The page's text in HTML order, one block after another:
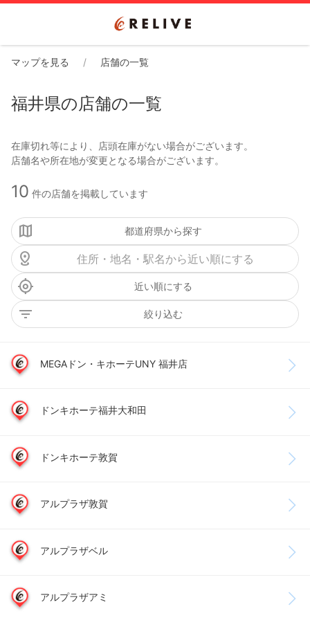
マップを見る 店舗の一覧
福井県の店舗の一覧
在庫切れ等により、店頭在庫がない場合がございます。
10 件の店舗を掲載しています
都道府県から探す
近い順にする
絞り込む
MEGAドン・キホーテUNY 福井店
ドンキホーテ福井大和田
ドンキホーテ敦賀
アルプラザ敦賀
アルプラザベル
アルプラザアミ